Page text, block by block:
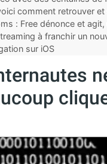
comment retrouver
: Free dénonce et
à franchir un
sur iOS